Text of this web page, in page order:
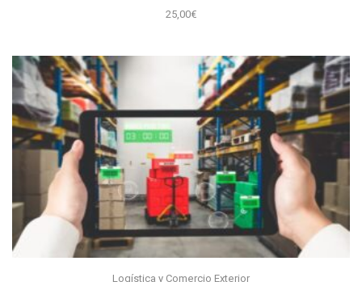
25,00€
Logística y Comercio Exterior